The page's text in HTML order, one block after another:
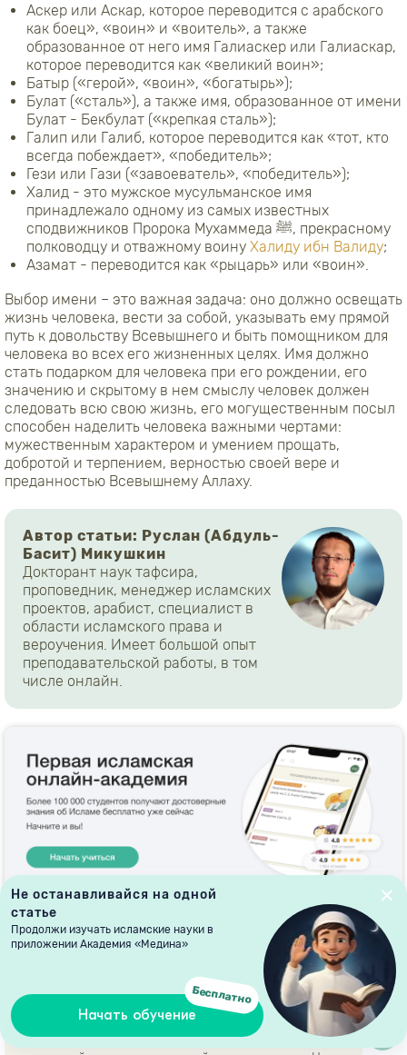
Не останавливайся на одной
статье
Продолжи изучать исламские науки в
приложении Академия «Медина»
Бесплатно
Начать обучение
Аскер или Аскар, которое переводится с арабского
как боец», «воин» и «воитель», а также
образованное от него имя Галиаскер или Галиаскар,
которое переводится как «великий воин»;
Батыр («герой», «воин», «богатырь»);
Булат («сталь»), а также имя, образованное от имени
Булат - Бекбулат («крепкая сталь»);
Галип или Галиб, которое переводится как «тот, кто
всегда побеждает», «победитель»;
Гези или Гази («завоеватель», «победитель»);
Халид - это мужское мусульманское имя
принадлежало одному из самых известных
сподвижников Пророка Мухаммеда ﷺ, прекрасному
полководцу и отважному воину Халиду ибн Валиду;
Азамат - переводится как «рыцарь» или «воин».
Выбор имени – это важная задача: оно должно освещать
жизнь человека, вести за собой, указывать ему прямой
путь к довольству Всевышнего и быть помощником для
человека во всех его жизненных целях. Имя должно
стать подарком для человека при его рождении, его
значению и скрытому в нем смыслу человек должен
следовать всю свою жизнь, его могущественным посыл
способен наделить человека важными чертами:
мужественным характером и умением прощать,
добротой и терпением, верностью своей вере и
преданностью Всевышнему Аллаху.
Автор статьи: Руслан (Абдуль-
Басит) Микушкин
Докторант наук тафсира,
проповедник, менеджер исламских
проектов, арабист, специалист в
области исламского права и
вероучения. Имеет большой опыт
преподавательской работы, в том
числе онлайн.
Здравствуйте! Я этническая христианка, супруг